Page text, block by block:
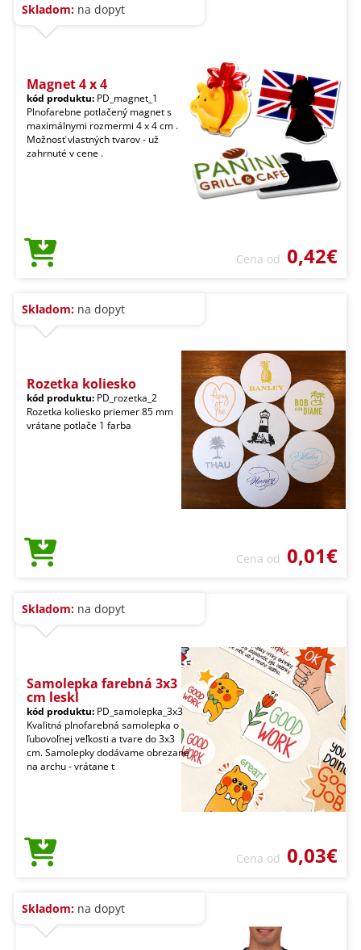
Skladom: na dopyt
Magnet 4 x 4
kód produktu: PD_magnet_1
Plnofarebne potlačený magnet s
maximálnymi rozmermi 4 x 4 cm .
Možnosť vlastných tvarov - už
zahrnuté v cene .
Cena od 0,42€
Skladom: na dopyt
Rozetka koliesko
kód produktu: PD_rozetka_2
Rozetka koliesko priemer 85 mm
vrátane potlače 1 farba
Cena od 0,01€
Skladom: na dopyt
Samolepka farebná 3x3
cm leskl
kód produktu: PD_samolepka_3x3
Kvalitná plnofarebná samolepka o
ľubovoľnej veľkosti a tvare do 3x3
cm. Samolepky dodávame obrezané
na archu - vrátane t
Cena od 0,03€
Skladom: na dopyt